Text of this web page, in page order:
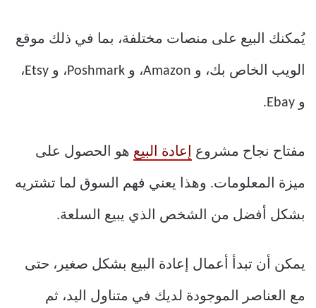
يُمكنك البيع على منصات مختلفة، بما في ذلك موقع
الويب الخاص بك، و Amazon، و Poshmark، و Etsy،
و Ebay.
مفتاح نجاح مشروع إعادة البيع هو الحصول على
ميزة المعلومات. وهذا يعني فهم السوق لما تشتريه
بشكل أفضل من الشخص الذي يبيع السلعة.
يمكن أن تبدأ أعمال إعادة البيع بشكل صغير، حتى
مع العناصر الموجودة لديك في متناول اليد، ثم